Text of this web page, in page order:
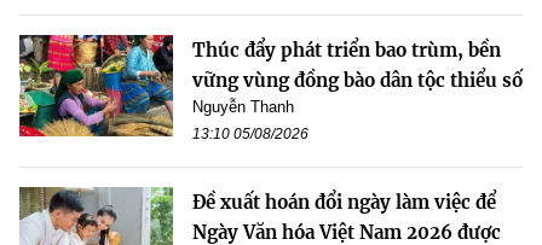
Thúc đẩy phát triển bao trùm, bền
vững vùng đồng bào dân tộc thiểu số
Nguyễn Thanh
13:10 05/08/2026
Đề xuất hoán đổi ngày làm việc để
Ngày Văn hóa Việt Nam 2026 được